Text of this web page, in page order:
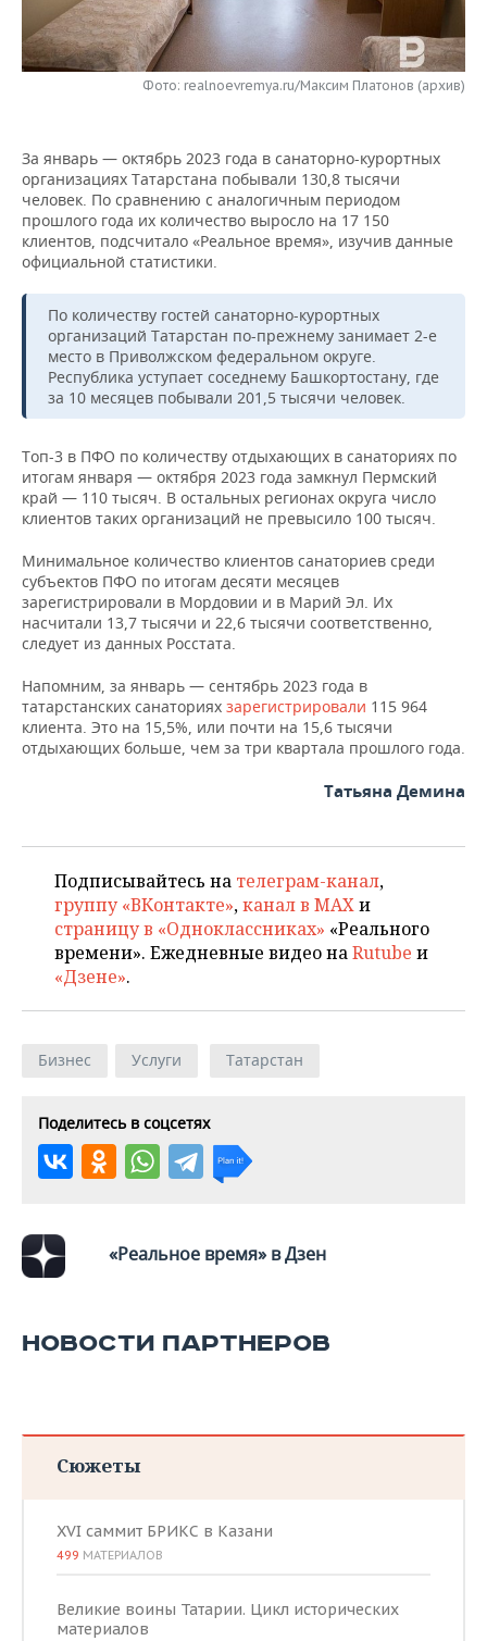
НЕФТЕХИМИЯ
НЕФТЬ
ЭНЕРГЕТИКА
РОЗНИЧНАЯ ТОРГОВЛЯ
НОВОСТИ ТЕХНОЛОГИЙ
ТЕЛЕКОММУНИКАЦИИ
МЕРОПРИЯТИЯ
НОВОСТИ МЕРОПРИЯТИЙ
БИЗНЕС-БРАНЧИ
ONLINE-КОНФЕРЕНЦИИ
ОТКРЫТАЯ ЛЕКЦИЯ
ФУТБОЛ
ХОККЕЙ
БАСКЕТБОЛ
ВОЛЕЙБОЛ
КИБЕРСПОРТ
ВОДНЫЕ ВИДЫ СПОРТА
НОВОСТИ ОБЩЕСТВА
ВЛАСТЬ
ИНФРАСТРУКТУРА
ИСТОРИЯ
КУЛЬТУРА
ОБРАЗОВАНИЕ
ФОТОГАЛЕРЕЯ
СЮЖЕТЫ
СПРАВОЧНИК
СПИСОК ПЕРСОН
СПИСОК КОМПАНИЙ
ПОЛНАЯ ВЕРСИЯ
Фото: realnoevremya.ru/Максим Платонов (архив)
За январь — октябрь 2023 года в санаторно-курортных
организациях Татарстана побывали 130,8 тысячи
человек. По сравнению с аналогичным периодом
прошлого года их количество выросло на 17 150
клиентов, подсчитало «Реальное время», изучив данные
официальной статистики.
По количеству гостей санаторно-курортных
организаций Татарстан по-прежнему занимает 2-е
место в Приволжском федеральном округе.
Республика уступает соседнему Башкортостану, где
за 10 месяцев побывали 201,5 тысячи человек.
Топ-3 в ПФО по количеству отдыхающих в санаториях по
итогам января — октября 2023 года замкнул Пермский
край — 110 тысяч. В остальных регионах округа число
клиентов таких организаций не превысило 100 тысяч.
Минимальное количество клиентов санаториев среди
субъектов ПФО по итогам десяти месяцев
зарегистрировали в Мордовии и в Марий Эл. Их
насчитали 13,7 тысячи и 22,6 тысячи соответственно,
следует из данных Росстата.
Напомним, за январь — сентябрь 2023 года в
татарстанских санаториях зарегистрировали 115 964
клиента. Это на 15,5%, или почти на 15,6 тысячи
отдыхающих больше, чем за три квартала прошлого года.
Татьяна Демина
Подписывайтесь на телеграм-канал,
группу «ВКонтакте»,канал в MAXи
страницу в «Одноклассниках» «Реального
времени». Ежедневные видео наRutube и
«Дзене».
Бизнес Услуги Татарстан
Поделитесь в соцсетях
«Реальное время» в Дзен
НОВОСТИ ПАРТНЕРОВ
Сюжеты
XVI саммит БРИКС в Казани
499 МАТЕРИАЛОВ
Великие воины Татарии. Цикл исторических
материалов